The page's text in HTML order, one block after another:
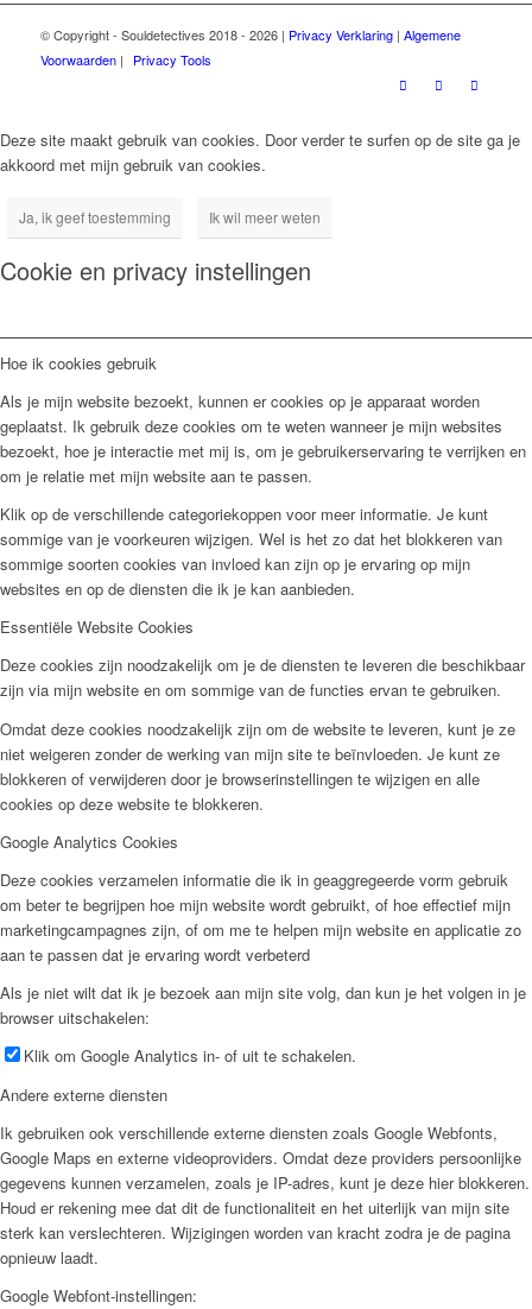
© Copyright - Souldetectives 2018 - 2026 | Privacy Verklaring| Algemene
Voorwaarden| Privacy Tools
Deze site maakt gebruik van cookies. Door verder te surfen op de site ga je
akkoord met mijn gebruik van cookies.
Ja, ik geef toestemming Ik wil meer weten
Cookie en privacy instellingen
Hoe ik cookies gebruik
Als je mijn website bezoekt, kunnen er cookies op je apparaat worden
geplaatst. Ik gebruik deze cookies om te weten wanneer je mijn websites
bezoekt, hoe je interactie met mij is, om je gebruikerservaring te verrijken en
om je relatie met mijn website aan te passen.
Klik op de verschillende categoriekoppen voor meer informatie. Je kunt
sommige van je voorkeuren wijzigen. Wel is het zo dat het blokkeren van
sommige soorten cookies van invloed kan zijn op je ervaring op mijn
websites en op de diensten die ik je kan aanbieden.
Essentiële Website Cookies
Deze cookies zijn noodzakelijk om je de diensten te leveren die beschikbaar
zijn via mijn website en om sommige van de functies ervan te gebruiken.
Omdat deze cookies noodzakelijk zijn om de website te leveren, kunt je ze
niet weigeren zonder de werking van mijn site te beïnvloeden. Je kunt ze
blokkeren of verwijderen door je browserinstellingen te wijzigen en alle
cookies op deze website te blokkeren.
Google Analytics Cookies
Deze cookies verzamelen informatie die ik in geaggregeerde vorm gebruik
om beter te begrijpen hoe mijn website wordt gebruikt, of hoe effectief mijn
marketingcampagnes zijn, of om me te helpen mijn website en applicatie zo
aan te passen dat je ervaring wordt verbeterd
Als je niet wilt dat ik je bezoek aan mijn site volg, dan kun je het volgen in je
browser uitschakelen:
Klik om Google Analytics in- of uit te schakelen.
Andere externe diensten
Ik gebruiken ook verschillende externe diensten zoals Google Webfonts,
Google Maps en externe videoproviders. Omdat deze providers persoonlijke
gegevens kunnen verzamelen, zoals je IP-adres, kunt je deze hier blokkeren.
Houd er rekening mee dat dit de functionaliteit en het uiterlijk van mijn site
sterk kan verslechteren. Wijzigingen worden van kracht zodra je de pagina
opnieuw laadt.
Google Webfont-instellingen: